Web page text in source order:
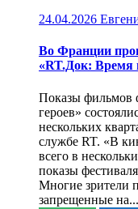
24.04.2026
Во Франции
«RT.Док: Время
Показы фильмов
героев»
нескольких
службе RT. «В
всего в
показы
Многие зрители
запрещенные на...